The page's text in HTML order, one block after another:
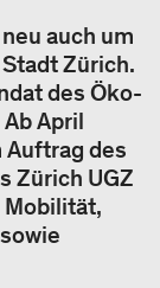
auch um
Zürich.
des Öko-
April
des
Zürich UGZ
Mobilität,